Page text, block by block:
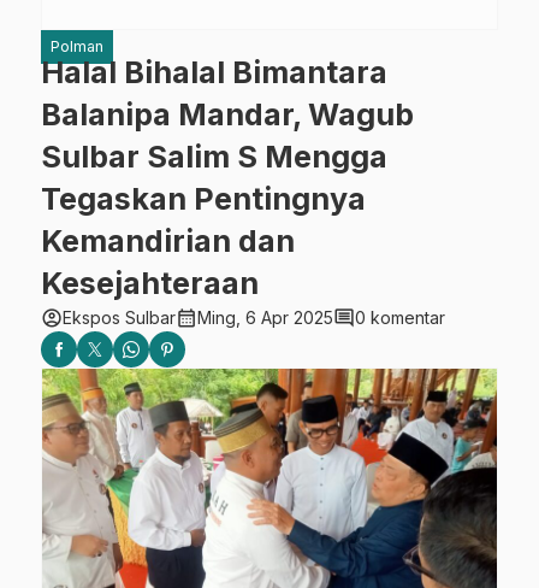
Polman
Halal Bihalal Bimantara
Balanipa Mandar, Wagub
Sulbar Salim S Mengga
Tegaskan Pentingnya
Kemandirian dan
Kesejahteraan
account_circleEkspos Sulbarcalendar_monthMing, 6 Apr 2025comment0 komentar